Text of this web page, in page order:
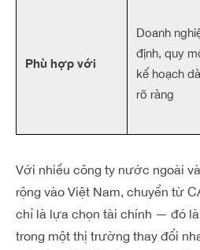
Phù hợp với
Doanh
định, quy
kế hoạch
rõ ràng
Với nhiều công ty nước ngoài
rộng vào Việt Nam, chuyển từ
chỉ là lựa chọn tài chính — đó
trong một thị trường thay đổi